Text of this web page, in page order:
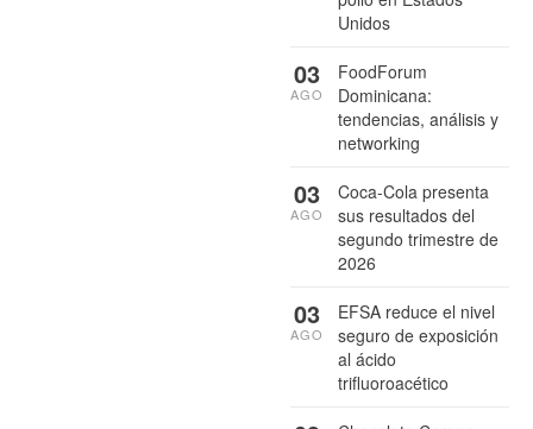
Unidos
FoodForum
Dominicana:
tendencias, análisis y
networking
03
AGO
Coca-Cola presenta
sus resultados del
segundo trimestre de
2026
03
AGO
EFSA reduce el nivel
seguro de exposición
al ácido
trifluoroacético
03
AGO